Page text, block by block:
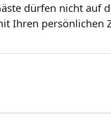
dürfen nicht auf
Ihren persönlichen